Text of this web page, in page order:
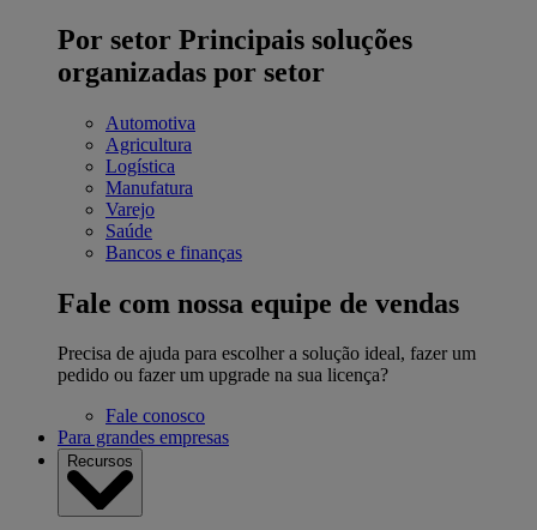
Por setor Principais soluções
organizadas por setor
Automotiva
Agricultura
Logística
Manufatura
Varejo
Saúde
Bancos e finanças
Fale com nossa equipe de vendas
Precisa de ajuda para escolher a solução ideal, fazer um
pedido ou fazer um upgrade na sua licença?
Fale conosco
Para grandes empresas
Recursos